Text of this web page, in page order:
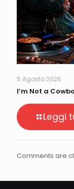
5 Agosto 2026
I’m Not a
Leggi
Comments are